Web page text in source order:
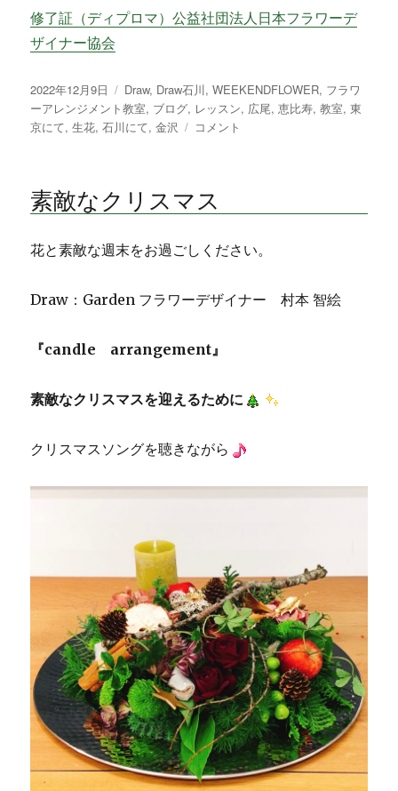
修了証（ディプロマ）公益社団法人日本フラワーデ
ザイナー協会
投
稿
日:
2022年12月9日
カ
テ
ゴ
Draw, Draw石川,WEEKENDFLOWER, フラワ
ーアレンジメント教室, ブログ, レッスン, 広尾,恵比寿,教室,東
京にて,生花,石川にて,金沢
お
り
コメント
素敵なクリスマス
花と素敵な週末をお過ごしください。
Draw：Garden フラワーデザイナー 村本 智絵
『candle arrangement』
素敵なクリスマスを迎えるために
クリスマスソングを聴きながら